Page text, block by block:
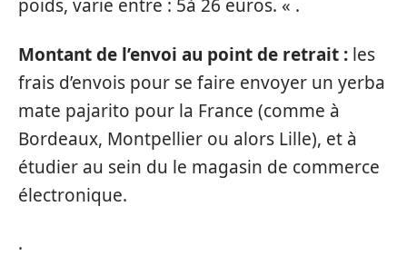
poids, varie entre : 5à 26 euros. « .
Montant de l’envoi au point de retrait : les
frais d’envois pour se faire envoyer un yerba
mate pajarito pour la France (comme à
Bordeaux, Montpellier ou alors Lille), et à
étudier au sein du le magasin de commerce
électronique.
.